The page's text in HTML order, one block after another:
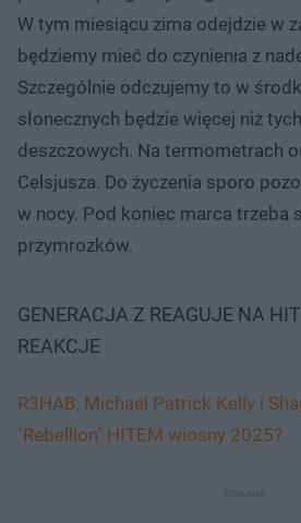
W tym miesiącu zima odejdzie w
będziemy mieć do czynienia z
Szczególnie odczujemy to w
słonecznych będzie więcej niż
deszczowych. Na termometrach
Celsjusza. Do życzenia sporo
w nocy. Pod koniec marca trzeba
przymrozków.
GENERACJA Z REAGUJE NA
REAKCJE
R3HAB, Michael Patrick Kelly i
"Rebellion" HITEM wiosny 2025?